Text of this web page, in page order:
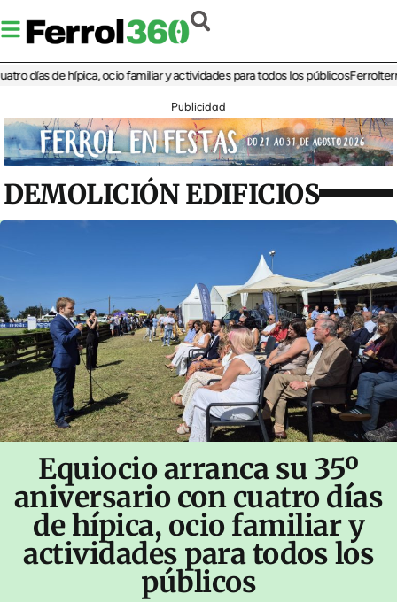
de hípica, ocio familiar y actividades para todos los públicosFerrolterra
Publicidad
DEMOLICIÓN EDIFICIOS
Equiocio arranca su 35º
aniversario con cuatro días
de hípica, ocio familiar y
actividades para todos los
públicos